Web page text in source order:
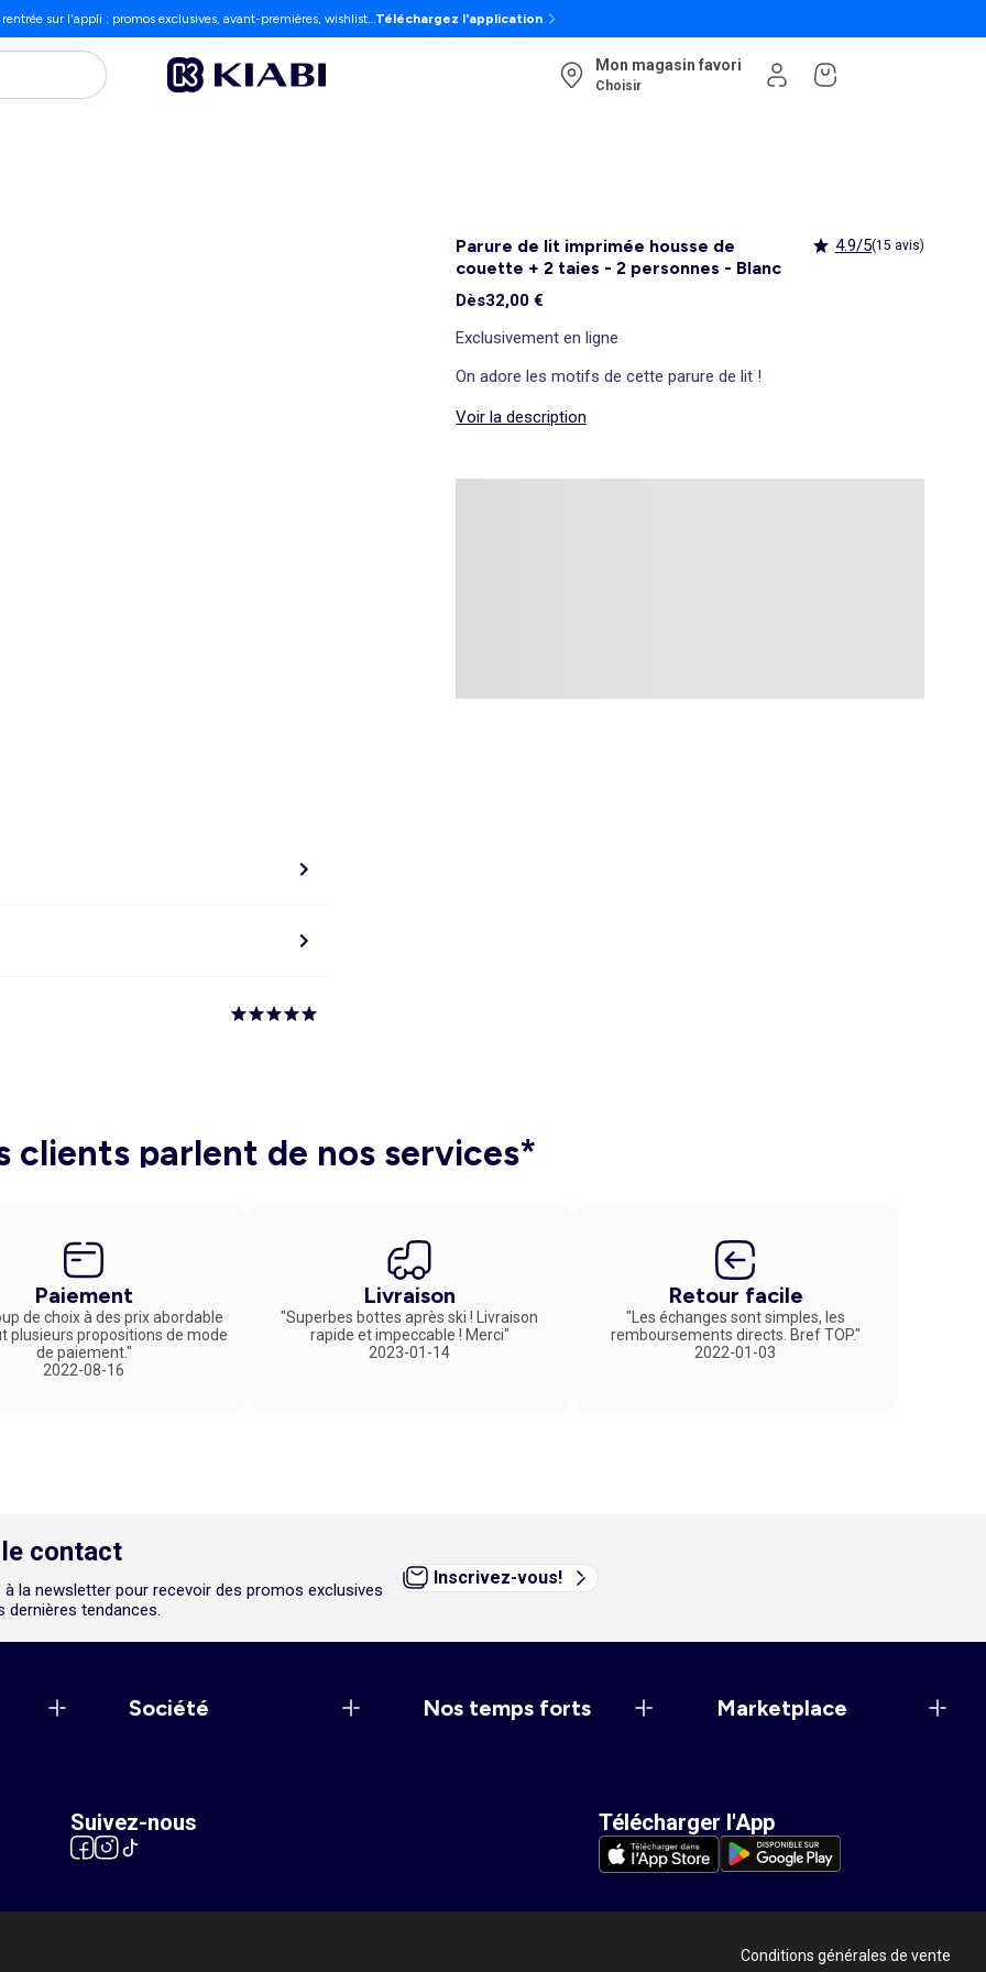
rentrée sur l'appli : promos exclusives, avant-premières, wishlist…Téléchargez l'application
Mon magasin favori
Choisir
Parure de lit imprimée housse de
couette + 2 taies - 2 personnes - Blanc
4.9/5(15 avis)
Dès32,00 €
Exclusivement en ligne
On adore les motifs de cette parure de lit !
Voir la description
clients parlent de nos services*
Paiement
de choix à des prix abordable
plusieurs propositions de mode
de paiement."
2022-08-16
Livraison
"Superbes bottes après ski ! Livraison
rapide et impeccable ! Merci"
2023-01-14
Retour facile
"Les échanges sont simples, les
remboursements directs. Bref TOP."
2022-01-03
contact
la newsletter pour recevoir des promos exclusives
dernières tendances.
Inscrivez-vous!
Société Nos temps forts Marketplace
Suivez-nous Télécharger l'App
Conditions générales de vente